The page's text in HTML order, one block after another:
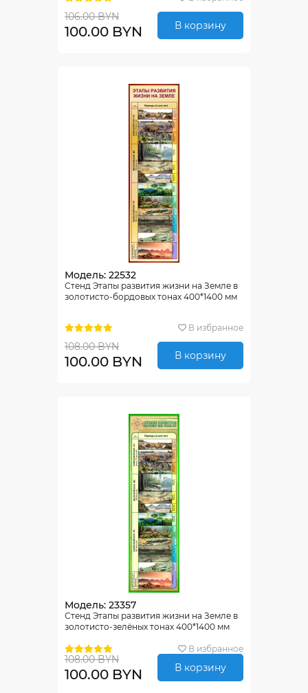
106.00 BYN
100.00 BYN В корзину
Модель: 22532
Стенд Этапы развития жизни на Земле в
золотисто-бордовых тонах 400*1400 мм
В избранное
108.00 BYN
100.00 BYN В корзину
Модель: 23357
Стенд Этапы развития жизни на Земле в
золотисто-зелёных тонах 400*1400 мм
В избранное
108.00 BYN
100.00 BYN В корзину